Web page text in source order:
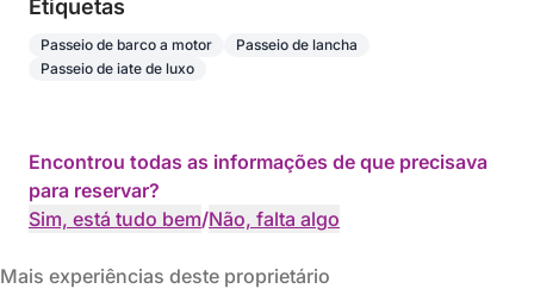
Etiquetas
Passeio de barco a motor
Passeio de lancha
Passeio de iate de luxo
Encontrou todas as informações de que precisava
para reservar?
Sim, está tudo bem/Não, falta algo
Mais experiências deste proprietário